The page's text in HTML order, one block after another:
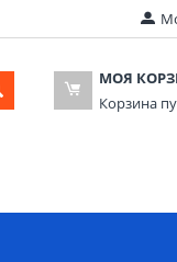
МОЯ
Корзина